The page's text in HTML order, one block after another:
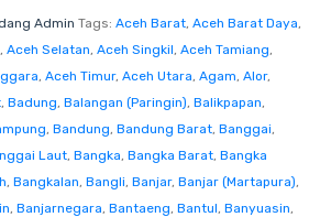
Admin Tags: Aceh Barat, Aceh Barat Daya,
, Aceh Selatan, Aceh Singkil, Aceh Tamiang,
, Aceh Timur, Aceh Utara, Agam, Alor,
, Badung, Balangan (Paringin), Balikpapan,
, Bandung, Bandung Barat, Banggai,
Laut, Bangka, Bangka Barat, Bangka
, Bangkalan, Bangli, Banjar, Banjar (Martapura),
, Banjarnegara, Bantaeng, Bantul, Banyuasin,